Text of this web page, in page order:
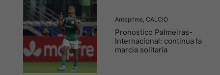
Anteprime, CALCIO
Pronostico Palmeiras-
Internacional: continua la
marcia solitaria